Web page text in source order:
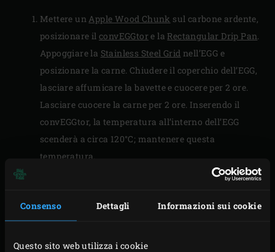
Consenso Dettagli Informazioni sui cookie
Questo sito web utilizza i cookie
Mettere unApple Wood Chunk sul carbone ardente,
posizionare ilconvEGGtor e laRectangular Drip Pan.
Appoggiare la Stainless Steel Grid nell’EGG e
posizionare la carne. Chiudere il coperchio dell’EGG,
lasciare affumicare la bavette e cuocere per 2 ore.
Lasciare cuocere la carne per 2 ore. Inserendo il
convEGGtor, la temperatura all’interno dell’EGG
scenderà a circa 120°C; mantenere questa
temperatura.
Nel frattempo, per la pasta, frullare la farina e gli
farina sul piano di lavoro, fare una fontana al
centro e versarvi l’uovo e il tuorlo. Mescolare
dall’interno verso l’esterno fino ad ottenere un